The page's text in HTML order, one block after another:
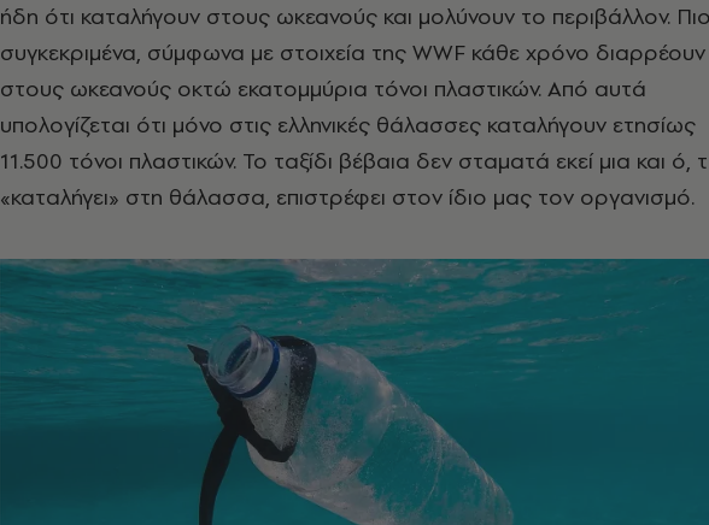
ήδη ότι καταλήγουν στους ωκεανούς και μολύνουν το περιβάλλον.
συγκεκριμένα, σύμφωνα με στοιχεία της WWF κάθε χρόνο διαρρέουν
στους ωκεανούς οκτώ εκατομμύρια τόνοι πλαστικών. Από αυτά
υπολογίζεται ότι μόνο στις ελληνικές θάλασσες καταλήγουν ετησίως
11.500 τόνοι πλαστικών. Το ταξίδι βέβαια δεν σταματά εκεί μια και ό,
«καταλήγει» στη θάλασσα, επιστρέφει στον ίδιο μας τον οργανισμό.